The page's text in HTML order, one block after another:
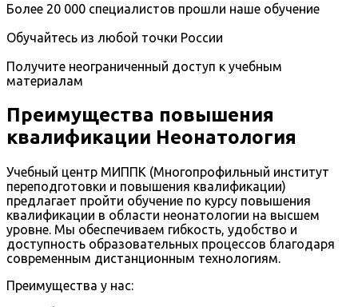
Более 20 000 специалистов прошли наше обучение
Обучайтесь из любой точки России
Получите неограниченный доступ к учебным
материалам
Преимущества повышения
квалификации Неонатология
Учебный центр МИППК (Многопрофильный институт
переподготовки и повышения квалификации)
предлагает пройти обучение по курсу повышения
квалификации в области неонатологии на высшем
уровне. Мы обеспечиваем гибкость, удобство и
доступность образовательных процессов благодаря
современным дистанционным технологиям.
Преимущества у нас: